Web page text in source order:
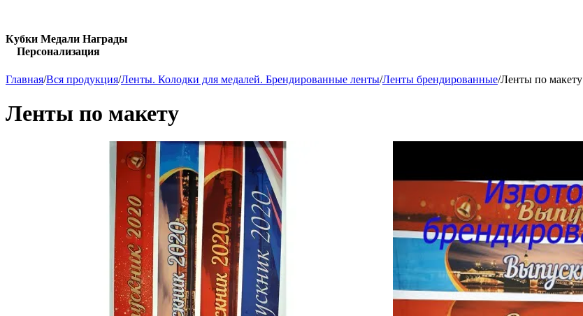
Кубки Медали Награды
Персонализация
Главная/Вся продукция/Ленты. Колодки для медалей. Брендированные ленты/Ленты брендированные/Ленты по макету
Ленты по макету